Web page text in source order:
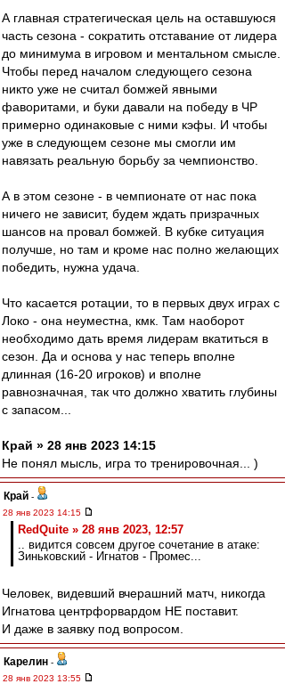
А главная стратегическая цель на оставшуюся
часть сезона - сократить отставание от лидера
до минимума в игровом и ментальном смысле.
Чтобы перед началом следующего сезона
никто уже не считал бомжей явными
фаворитами, и буки давали на победу в ЧР
примерно одинаковые с ними кэфы. И чтобы
уже в следующем сезоне мы смогли им
навязать реальную борьбу за чемпионство.
А в этом сезоне - в чемпионате от нас пока
ничего не зависит, будем ждать призрачных
шансов на провал бомжей. В кубке ситуация
получше, но там и кроме нас полно желающих
победить, нужна удача.
Что касается ротации, то в первых двух играх с
Локо - она неуместна, кмк. Там наоборот
необходимо дать время лидерам вкатиться в
сезон. Да и основа у нас теперь вполне
длинная (16-20 игроков) и вполне
равнозначная, так что должно хватить глубины
с запасом...
Край » 28 янв 2023 14:15
Не понял мысль, игра то тренировочная... )
Край -
28 янв 2023 14:15
RedQuite » 28 янв 2023, 12:57
.. видится совсем другое сочетание в атаке:
Зиньковский - Игнатов - Промес...
Человек, видевший вчерашний матч, никогда
Игнатова центрфорвардом НЕ поставит.
И даже в заявку под вопросом.
Карелин -
28 янв 2023 13:55